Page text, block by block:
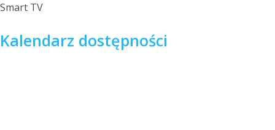
Smart TV
Kalendarz dostępności